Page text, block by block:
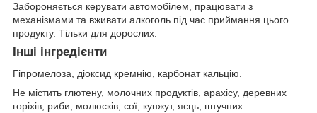
Забороняється керувати автомобілем, працювати з
механізмами та вживати алкоголь під час приймання цього
продукту. Тільки для дорослих.
Інші інгредієнти
Гіпромелоза, діоксид кремнію, карбонат кальцію.
Не містить глютену, молочних продуктів, арахісу, деревних
горіхів, риби, молюсків, сої, кунжут, яєць, штучних